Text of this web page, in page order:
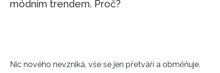
módním trendem. Proč?
Nic nového nevzniká, vše se jen přetváří a obměňuje.